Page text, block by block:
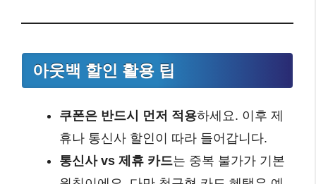
아웃백 할인 활용 팁
쿠폰은 반드시 먼저 적용하세요. 이후 제
휴나 통신사 할인이 따라 들어갑니다.
통신사 vs 제휴 카드는 중복 불가가 기본